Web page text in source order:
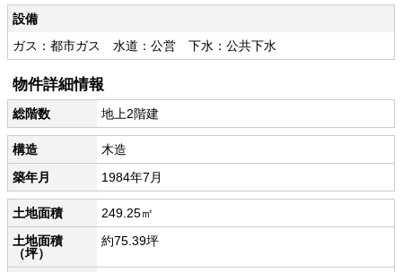
設備
ガス：都市ガス 水道：公営 下水：公共下水
物件詳細情報
総階数 地上2階建
構造
木造
築年月
1984年7月
土地面積
249.25㎡
土地面積
（坪）
約75.39坪